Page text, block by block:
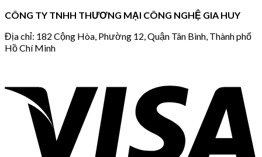
CÔNG TY TNHH THƯƠNG MẠI CÔNG NGHỆ GIA HUY
Địa chỉ: 182 Cộng Hòa, Phường 12, Quận Tân Bình, Thành phố
Hồ Chí Minh